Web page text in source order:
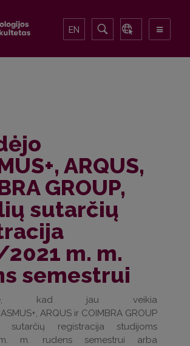
EN
ARQUS,
GROUP,
sutarčių
m. m.
semestrui
kad jau veikia
ARQUS ir COIMBRA GROUP
sutarčių registracija studijoms
m. rudens semestrui arba